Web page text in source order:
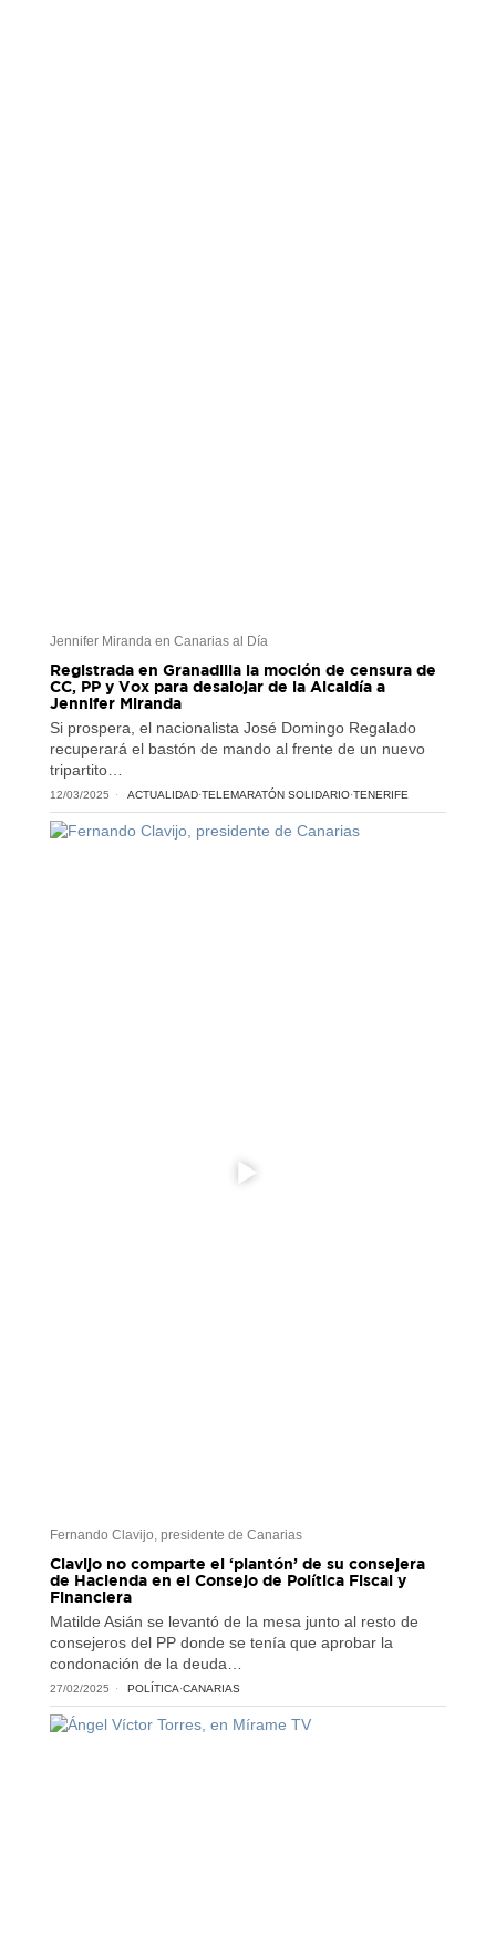
Jennifer Miranda en Canarias al Día
Registrada en Granadilla la moción de censura de
CC, PP y Vox para desalojar de la Alcaldía a
Jennifer Miranda
Si prospera, el nacionalista José Domingo Regalado
recuperará el bastón de mando al frente de un nuevo
tripartito…
12/03/2025 ACTUALIDAD·TELEMARATÓN SOLIDARIO·TENERIFE
Fernando Clavijo, presidente de Canarias
Clavijo no comparte el ‘plantón’ de su consejera
de Hacienda en el Consejo de Política Fiscal y
Financiera
Matilde Asián se levantó de la mesa junto al resto de
consejeros del PP donde se tenía que aprobar la
condonación de la deuda…
27/02/2025 POLÍTICA·CANARIAS